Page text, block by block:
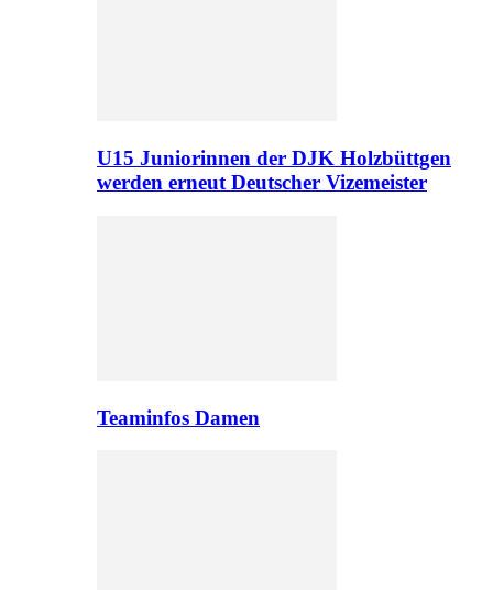
U15 Juniorinnen der DJK Holzbüttgen
werden erneut Deutscher Vizemeister
Teaminfos Damen